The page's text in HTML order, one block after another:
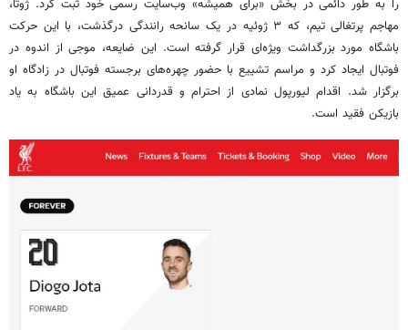
را به طور دائمی در بخش «برای همیشه» وب‌سایت رسمی خود ثبت کرد. ژوتا،
مهاجم پرتغالی تیم، که ۳ ژوئیه در یک سانحه رانندگی درگذشت، با این حرکت
باشگاه مورد بزرگداشت ویژه‌ای قرار گرفته است. این ضایعه، موجی از اندوه در
فوتبال ایجاد کرد و مراسم تشییع با حضور چهره‌های برجسته فوتبال در زادگاه او
برگزار شد. اقدام لیورپول نمادی از احترام و قدردانی عمیق این باشگاه به یاد
بازیکن فقید است.